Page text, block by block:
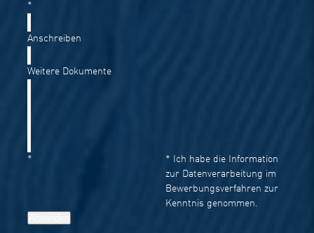
*
Anschreiben
Weitere Dokumente
* * Ich habe die
Information
zur Datenverarbeitung im
Bewerbungsverfahren zur
Kenntnis genommen.